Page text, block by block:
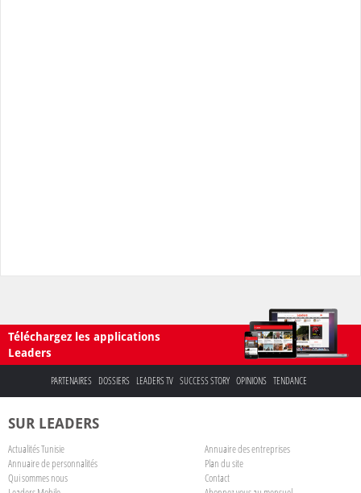
Téléchargez les applications
Leaders
PARTENAIRES DOSSIERS LEADERS TV SUCCESS STORY OPINIONS TENDANCE
SUR LEADERS
Actualités Tunisie
Annuaire des entreprises
Annuaire de personnalités
Plan du site
Qui sommes nous
Contact